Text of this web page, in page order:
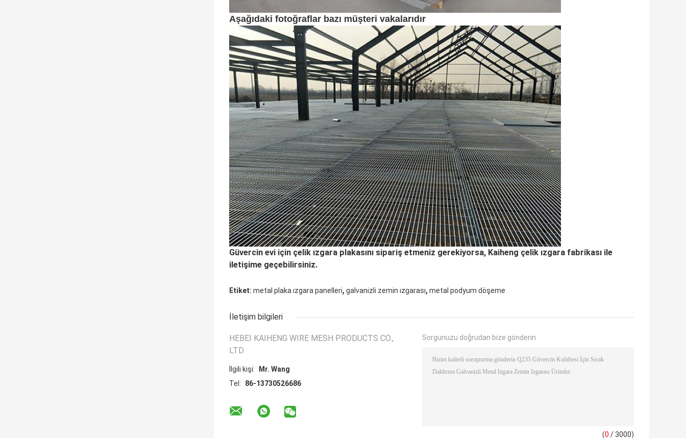
Aşağıdaki fotoğraflar bazı müşteri vakalarıdır
Güvercin evi için çelik ızgara plakasını sipariş etmeniz gerekiyorsa, Kaiheng çelik ızgara fabrikası ile
iletişime geçebilirsiniz.
Etiket: metal plaka ızgara panelleri, galvanizli zemin ızgarası, metal podyum döşeme
İletişim bilgileri
HEBEI KAIHENG WIRE MESH PRODUCTS CO.,
LTD
İlgili kişi:
Mr. Wang
Tel:
86-13730526686
Sorgunuzu doğrudan bize gönderin
(0 / 3000)